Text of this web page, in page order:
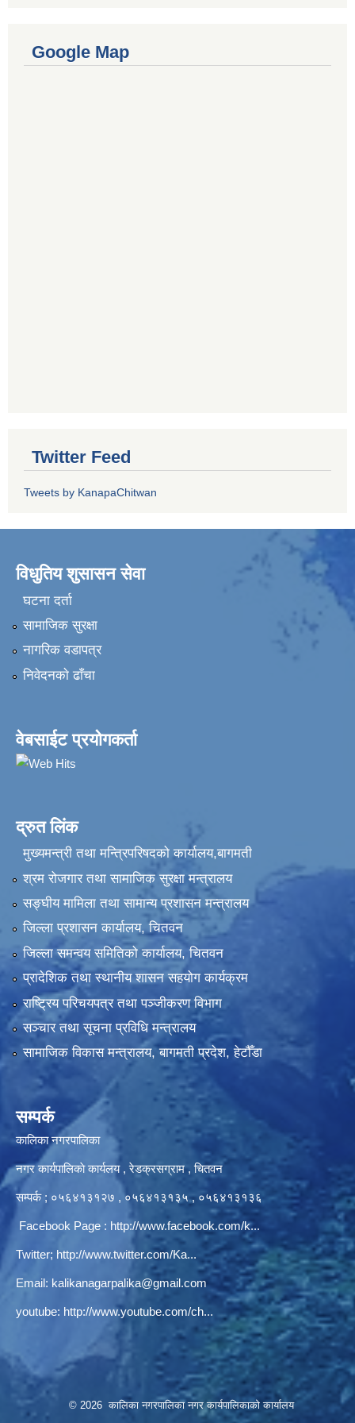
Google Map
Twitter Feed
Tweets by KanapaChitwan
विधुतिय शुसासन सेवा
घटना दर्ता
सामाजिक सुरक्षा
नागरिक वडापत्र
निवेदनकाे ढाँचा
वेबसाईट प्रयोगकर्ता
द्रुत लिंक
मुख्यमन्त्री तथा मन्त्रिपरिषदको कार्यालय,बागमती
श्रम रोजगार तथा सामाजिक सुरक्षा मन्त्रालय
सङ्‍घीय मामिला तथा सामान्य प्रशासन मन्त्रालय
जिल्ला प्रशासन कार्यालय, चितवन
जिल्ला समन्वय समितिको कार्यालय, चितवन
प्रादेशिक तथा स्थानीय शासन सहयोग कार्यक्रम
राष्ट्रिय परिचयपत्र तथा पञ्‍जीकरण विभाग
सञ्‍चार तथा सूचना प्रविधि मन्त्रालय
सामाजिक विकास मन्त्रालय, बागमती प्रदेश, हेटौँडा
सम्पर्क
कालिका नगरपालिका
नगर कार्यपालिकाे कार्यलय‍ , रेडक्रसग्राम , चितवन
सम्पर्क ; ०५६४१३१२७ , ०५६४१३१३५ , ०५६४१३१३६
Facebook Page : http://www.facebook.com/k...
Twitter; http://www.twitter.com/Ka...
Email: kalikanagarpalika@gmail.com
youtube: http://www.youtube.com/ch...
© 2026 कालिका नगरपालिका नगर कार्यपालिकाकाे कार्यालय